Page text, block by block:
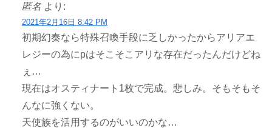
匿名 より:
2021年2月16日 8:42 PM
初期幻奏なら特殊召喚手段に乏しかったからアリアエ
レジーの為にpはそこそこアリな存在だったんだけどね
ぇ…
現在はオスティナート1枚で完成。悲しみ。そもそもそ
んなに強くない。
天使族を活用するのがいいのかな…